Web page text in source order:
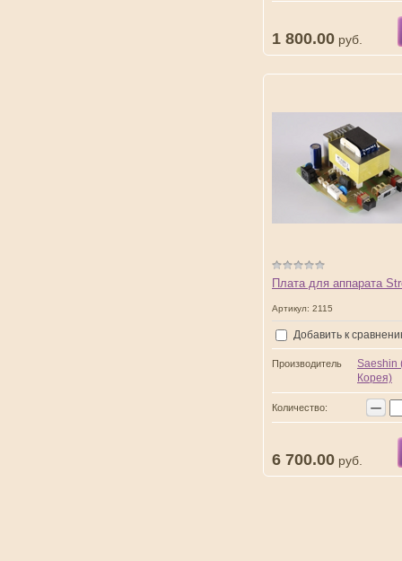
1 800.00 руб.
Плата для аппарата
Артикул: 2115
Добавить к
Производитель
Корея)
Количество: −
6 700.00 руб.